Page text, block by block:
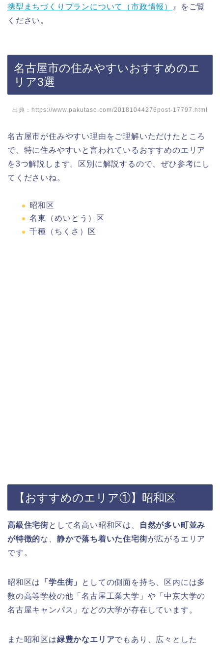
携型まちづくりプランについて（市政情報）
』をご覧
ください。
名古屋市の住みやすいおすすめのエ
リア3選
出典：https://www.pakutaso.com/20181044276post-17797.html
名古屋市が住みやすい理由をご理解いただけたところ
で、特に住みやすいと言われているおすすめのエリア
を3つ解説します。区別に解説するので、ぜひ参考にし
てくださいね。
昭和区
名東（めいとう）区
千種（ちくさ）区
【おすすめのエリア①】昭和区
高級住宅街として名高い昭和区は、
自然が多い町並み
が特徴的な、 静かで落ち着いた住宅街が広がるエリア
です。
昭和区は 「学生街」
としての側面を持ち、区内には多
数の高等学校の他「名古屋工業大学」や「中京大学の
名古屋キャンパス」などの大学が存在しています。
また昭和区は緑豊かなエリアでもあり、広々とした